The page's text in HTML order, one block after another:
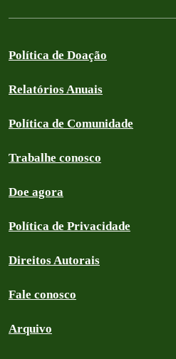
Política de Doação
Relatórios Anuais
Política de Comunidade
Trabalhe conosco
Doe agora
Política de Privacidade
Direitos Autorais
Fale conosco
Arquivo